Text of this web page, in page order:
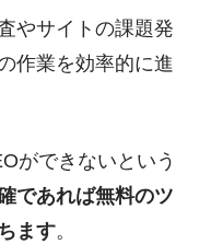
やサイトの課題発
作業を効率的に進
ができないという
であれば無料のツ
ます。